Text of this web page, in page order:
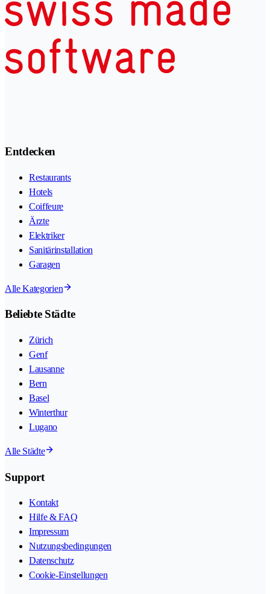
Entdecken
Restaurants
Hotels
Coiffeure
Ärzte
Elektriker
Sanitärinstallation
Garagen
Alle Kategorien
Beliebte Städte
Zürich
Genf
Lausanne
Bern
Basel
Winterthur
Lugano
Alle Städte
Support
Kontakt
Hilfe & FAQ
Impressum
Nutzungsbedingungen
Datenschutz
Cookie-Einstellungen